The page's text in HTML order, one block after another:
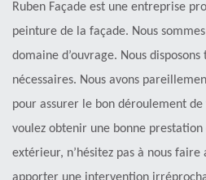
Ruben Façade est une entreprise
peinture de la façade. Nous
domaine d’ouvrage. Nous
nécessaires. Nous avons
pour assurer le bon déroulement de
voulez obtenir une bonne
extérieur, n’hésitez pas à nous faire